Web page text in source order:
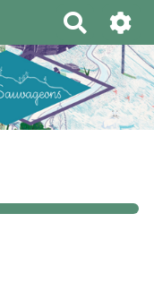
e
c
h
e
r
e